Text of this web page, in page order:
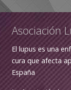
Asociación
El lupus es una
cura que afecta
España